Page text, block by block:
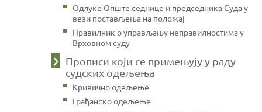
Одлуке Опште седнице и председника Суда у
вези постављења на положај
Правилник о управљању неправилностима у
Врховном суду
Прописи који се примењују у раду
судских одељења
Кривично одељење
Грађанско одељење